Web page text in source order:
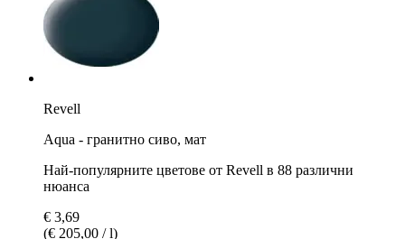
Revell
Aqua - гранитно сиво, мат
Най-популярните цветове от Revell в 88 различни
нюанса
€ 3,69
(€ 205,00 / l)